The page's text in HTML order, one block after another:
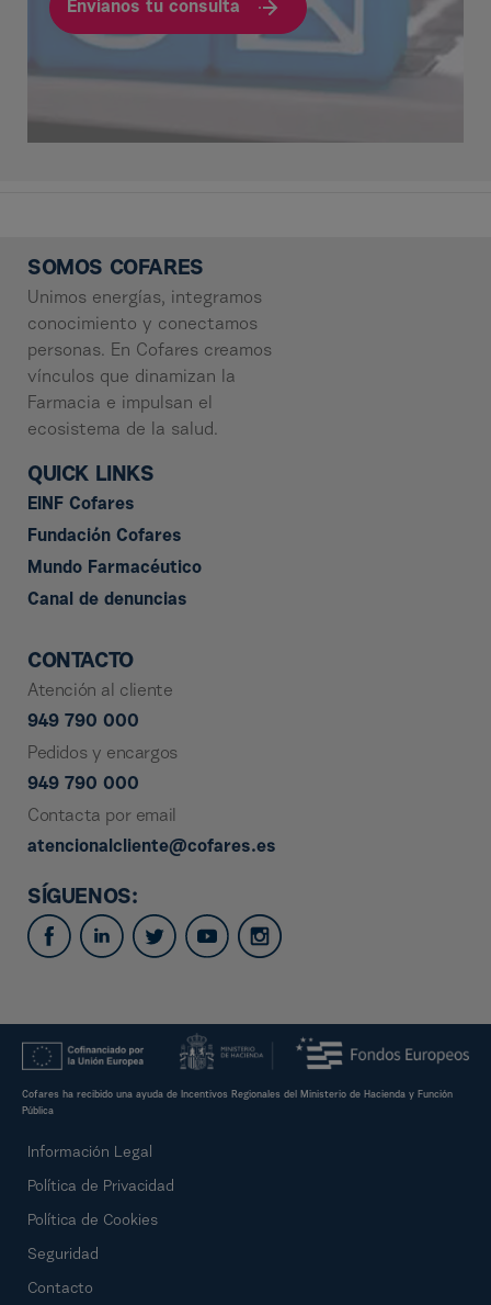
Envíanos tu consulta
SOMOS COFARES
Unimos energías, integramos
conocimiento y conectamos
personas. En Cofares creamos
vínculos que dinamizan la
Farmacia e impulsan el
ecosistema de la salud.
QUICK LINKS
EINF Cofares
Fundación Cofares
Mundo Farmacéutico
Canal de denuncias
CONTACTO
Atención al cliente
949 790 000
Pedidos y encargos
949 790 000
Contacta por email
atencionalcliente@cofares.es
SÍGUENOS:
Cofares ha recibido una ayuda de Incentivos Regionales del Ministerio de Hacienda y Función
Pública
Información Legal
Política de Privacidad
Política de Cookies
Seguridad
Contacto